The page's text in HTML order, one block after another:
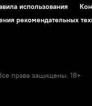
использования
рекомендательных
права защищены. 18+